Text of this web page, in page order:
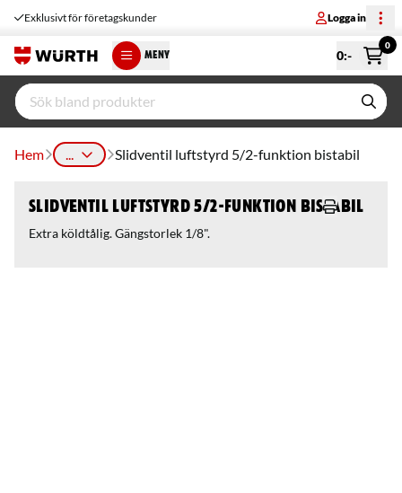
Exklusivt för företagskunder Logga in
MENY 0:-
0
Hem ... Slidventil luftstyrd 5/2-funktion bistabil
Slidventil luftstyrd 5/2-funktion bistabil
Extra köldtålig. Gängstorlek 1/8".